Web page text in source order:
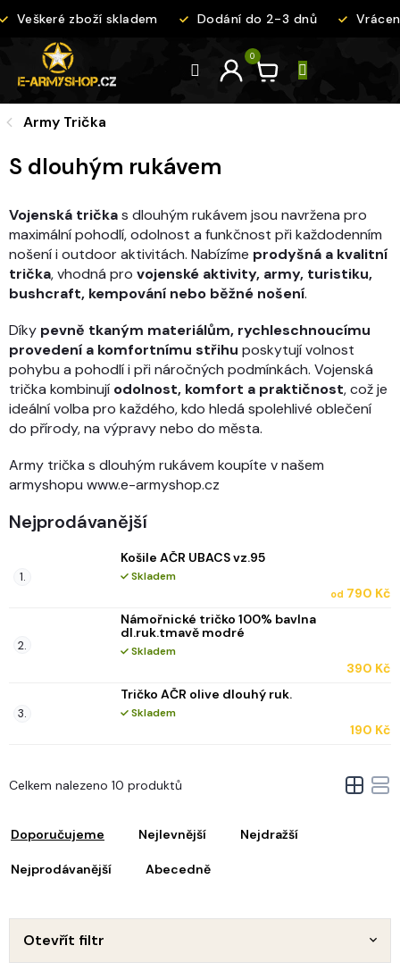
na
Veškeré zboží skladem Dodání do 2-3 dnů
Army Trička
S dlouhým rukávem
Vojenská tričkas dlouhým rukávem jsou navržena pro
maximální pohodlí, odolnost a funkčnost při každodenním
nošení i outdoor aktivitách. Nabízíme prodyšná a kvalitní
trička, vhodná pro vojenské aktivity, army, turistiku,
bushcraft, kempování nebo běžné nošení.
Díky pevně tkaným materiálům, rychleschnoucímu
provedení a komfortnímu střihu poskytují volnost
pohybu a pohodlí i při náročných podmínkách. Vojenská
trička kombinují odolnost, komfort a praktičnost, což je
ideální volba pro každého, kdo hledá spolehlivé oblečení
do přírody, na výpravy nebo do města.
Army trička s dlouhým rukávem koupíte v našem
armyshopu www.e-armyshop.cz
Nejprodávanější
Košile AČR UBACS vz.95
Skladem
od 790 Kč
Námořnické tričko 100% bavlna
dl.ruk.tmavě modré
Skladem
390 Kč
Tričko AČR olive dlouhý ruk.
Skladem
190 Kč
Doporučujeme Nejlevnější Nejdražší
Nejprodávanější Abecedně
Celkem nalezeno 10 produktů
Otevřít filtr
V
ý
i
p
o